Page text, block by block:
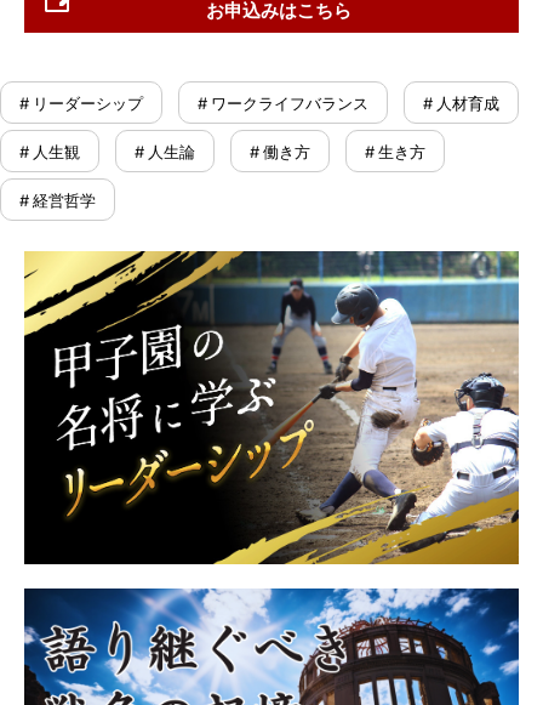
お申込みはこちら
# リーダーシップ # ワークライフバランス # 人材育成
# 人生観 # 人生論 # 働き方 # 生き方
# 経営哲学